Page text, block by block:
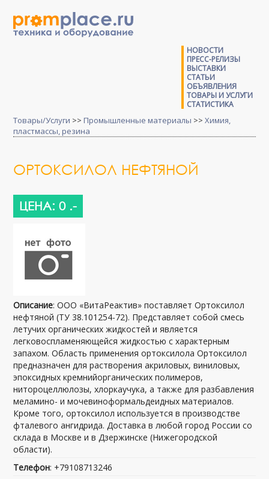
НОВОСТИ
ПРЕСС-РЕЛИЗЫ
ВЫСТАВКИ
СТАТЬИ
ОБЪЯВЛЕНИЯ
ТОВАРЫ И УСЛУГИ
СТАТИСТИКА
Товары/Услуги >> Промышленные материалы >>Химия,
пластмассы, резина
ОРТОКСИЛОЛ НЕФТЯНОЙ
ЦЕНА: 0 .-
Описание: ООО «ВитаРеактив» поставляет Ортоксилол
нефтяной (ТУ 38.101254-72). Представляет собой смесь
летучих органических жидкостей и является
легковоспламеняющейся жидкостью с характерным
запахом. Область применения ортоксилола Ортоксилол
предназначен для растворения акриловых, виниловых,
эпоксидных кремнийорганических полимеров,
нитороцеллюлозы, хлоркаучука, а также для разбавления
меламино- и мочевиноформальдеидных материалов.
Кроме того, ортоксилол используется в производстве
фталевого ангидрида. Доставка в любой город России со
склада в Москве и в Дзержинске (Нижегородской
области).
Телефон: +79108713246